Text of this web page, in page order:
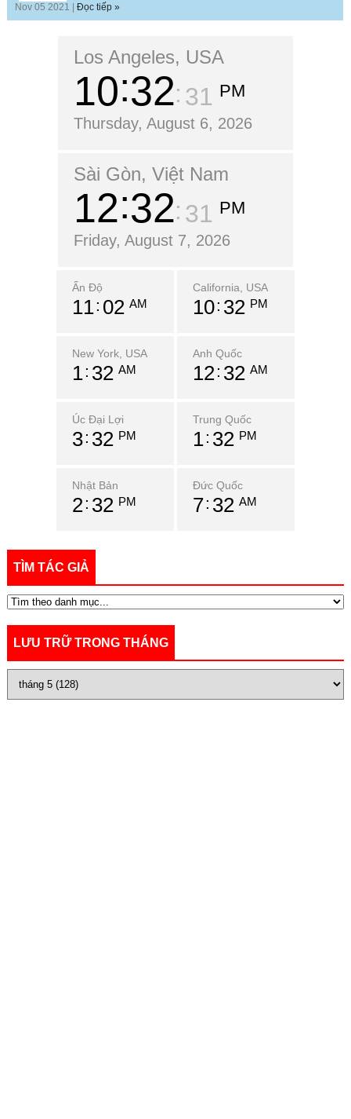
Nov 05 2021 | Đọc tiếp »
Los Angeles, USA
10 32 33 PM
Thursday, August 6, 2026
Sài Gòn, Việt Nam
12 32 33 PM
Friday, August 7, 2026
Ấn Độ
11 02 AM
California, USA
10 32 PM
New York, USA
1 32 AM
Anh Quốc
12 32 AM
Úc Đại Lợi
3 32 PM
Trung Quốc
1 32 PM
Nhật Bản
2 32 PM
Đức Quốc
7 32 AM
TÌM TÁC GIẢ
LƯU TRỮ TRONG THÁNG